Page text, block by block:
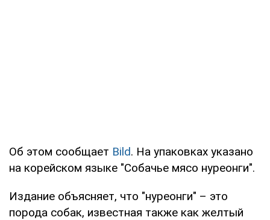
Об этом сообщает Bild. На упаковках указано
на корейском языке "Собачье мясо нуреонги".
Издание объясняет, что "нуреонги" – это
порода собак, известная также как желтый